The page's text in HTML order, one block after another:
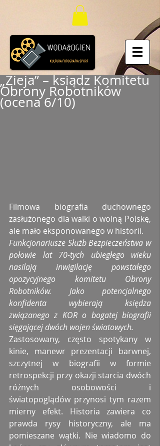
„Zieja” – ksiądz Komitetu
Obrony Robotników
(ocena 6/10)
Filmowa biografia duchownego
zasłużonego dla walki o wolną Polskę,
ale mało eksponowanego w historii.
Funkcjonariusze Służb Bezpieczeństwa w
połowie lat 70-tych ubiegłego wieku
nasilają inwigilację powstałego
opozycyjnego komitetu Obrony
Robotników. Jako potencjalnego
konfidenta wybierają księdza
związanego z KOR o bogatej biografii
sięgającej dwóch wojen światowych.
Zastosowany, często spotykany w
kinie, manewr prezentacji barwnej,
szczytnej w biografii w formie
retrospekcji przy okazji starcia dwóch
różnych osobowości i
światopoglądów przynosi tym razem
mierny efekt. Historia zawiera co
prawda rysy historyczny, ale ma
pomieszane wątki. Nie wiadomo do